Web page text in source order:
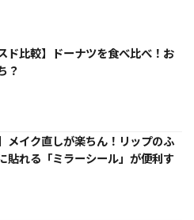
ド比較】ドーナツを食べ比べ！お
？
メイク直しが楽ちん！リップのふ
貼れる「ミラーシール」が便利す